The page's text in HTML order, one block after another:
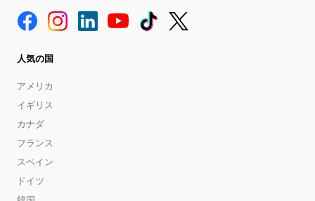
人気の国
アメリカ
イギリス
カナダ
フランス
スペイン
ドイツ